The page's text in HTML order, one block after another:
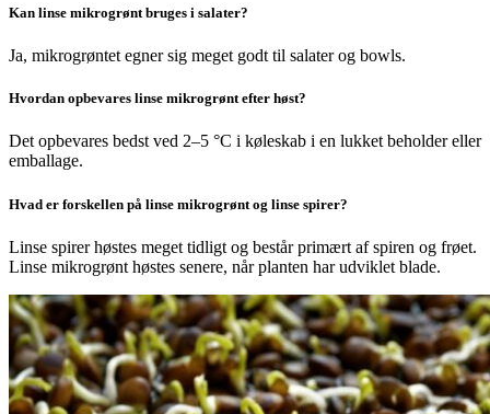
Kan linse mikrogrønt bruges i salater?
Ja, mikrogrøntet egner sig meget godt til salater og bowls.
Hvordan opbevares linse mikrogrønt efter høst?
Det opbevares bedst ved 2–5 °C i køleskab i en lukket beholder eller
emballage.
Hvad er forskellen på linse mikrogrønt og linse spirer?
Linse spirer høstes meget tidligt og består primært af spiren og frøet.
Linse mikrogrønt høstes senere, når planten har udviklet blade.